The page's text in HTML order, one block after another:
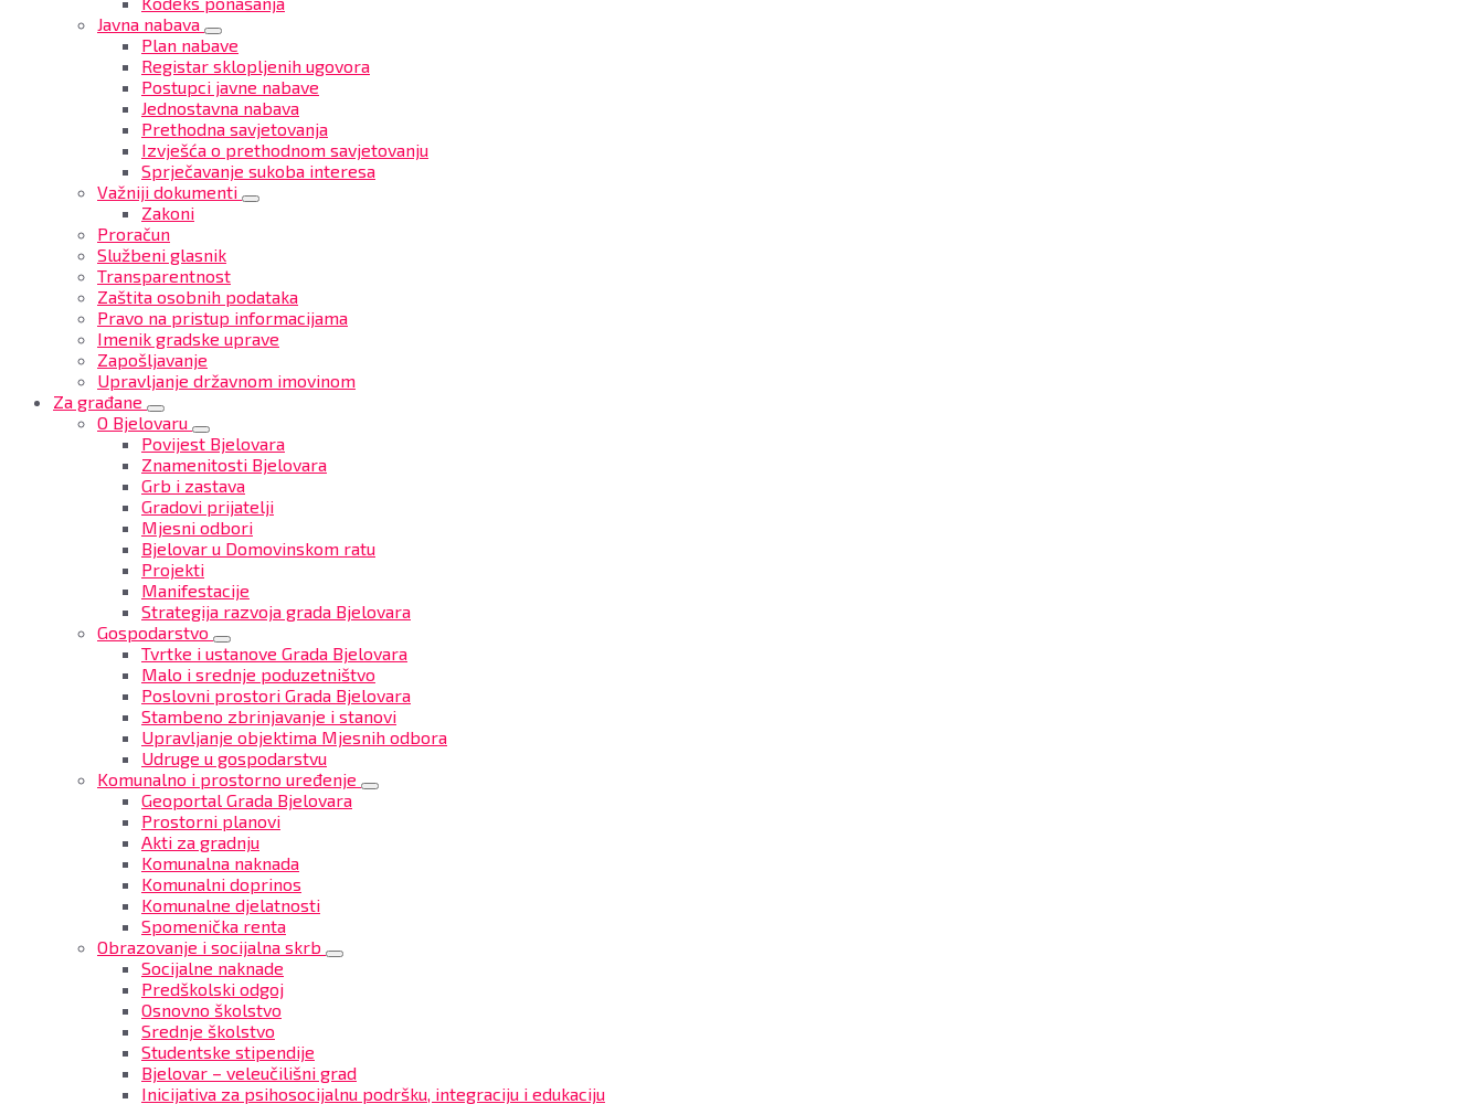
Javna nabava
Plan nabave
Registar sklopljenih ugovora
Postupci javne nabave
Jednostavna nabava
Prethodna savjetovanja
Izvješća o prethodnom savjetovanju
Sprječavanje sukoba interesa
Važniji dokumenti
Zakoni
Proračun
Službeni glasnik
Transparentnost
Zaštita osobnih podataka
Pravo na pristup informacijama
Imenik gradske uprave
Zapošljavanje
Upravljanje državnom imovinom
Za građane
O Bjelovaru
Povijest Bjelovara
Znamenitosti Bjelovara
Grb i zastava
Gradovi prijatelji
Mjesni odbori
Bjelovar u Domovinskom ratu
Projekti
Manifestacije
Strategija razvoja grada Bjelovara
Gospodarstvo
Tvrtke i ustanove Grada Bjelovara
Malo i srednje poduzetništvo
Poslovni prostori Grada Bjelovara
Stambeno zbrinjavanje i stanovi
Upravljanje objektima Mjesnih odbora
Udruge u gospodarstvu
Komunalno i prostorno uređenje
Geoportal Grada Bjelovara
Prostorni planovi
Akti za gradnju
Komunalna naknada
Komunalni doprinos
Komunalne djelatnosti
Spomenička renta
Obrazovanje i socijalna skrb
Socijalne naknade
Predškolski odgoj
Osnovno školstvo
Srednje školstvo
Studentske stipendije
Bjelovar – veleučilišni grad
Inicijativa za psihosocijalnu podršku, integraciju i edukaciju